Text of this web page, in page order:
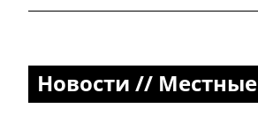
Новости // Местные